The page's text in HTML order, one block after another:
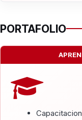
PORTAFOLIO